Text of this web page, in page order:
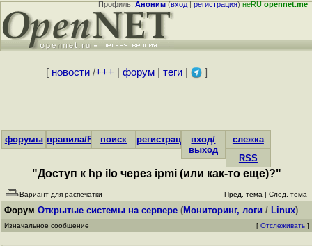
Профиль:Аноним(вход|регистрация)неRUopennet.me
[ новости/+++ форум| теги| ]
форумы правила/FAQпоиск регистрациявход/
выход
слежка
RSS
"Доступ к hp ilo через ipmi (или как-то еще)?"
Вариант для распечатки Пред. тема | След. тема
Форум Открытые системы на сервере (Мониторинг, логи / Linux)
Изначальное сообщение [ Отслеживать ]